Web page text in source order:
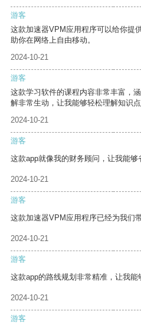
游客
这款加速器VPM应用程序可以给你提
助你在网络上自由移动。
2024-10-21
游客
这款学习软件的课程内容非常丰富，
解非常生动，让我能够轻松理解知识点
2024-10-21
游客
这款app就像我的财务顾问，让我能够
2024-10-21
游客
这款加速器VPM应用程序已经为我们
2024-10-21
游客
这款app的路线规划非常精准，让我能
2024-10-21
游客